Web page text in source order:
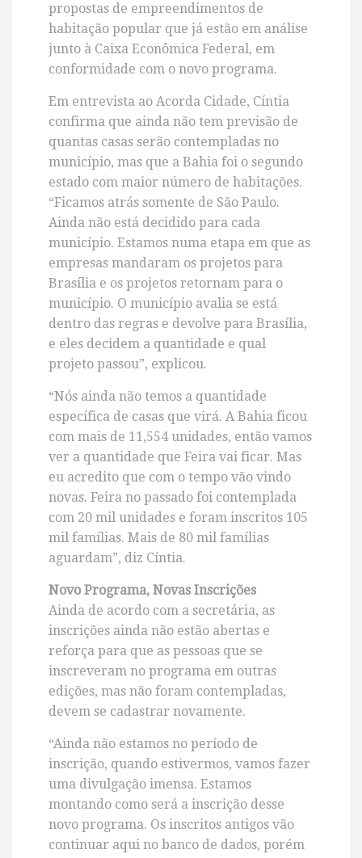
propostas de empreendimentos de
habitação popular que já estão em análise
junto à Caixa Econômica Federal, em
conformidade com o novo programa.
Em entrevista ao Acorda Cidade, Cíntia
confirma que ainda não tem previsão de
quantas casas serão contempladas no
município, mas que a Bahia foi o segundo
estado com maior número de habitações.
“Ficamos atrás somente de São Paulo.
Ainda não está decidido para cada
município. Estamos numa etapa em que as
empresas mandaram os projetos para
Brasília e os projetos retornam para o
município. O município avalia se está
dentro das regras e devolve para Brasília,
e eles decidem a quantidade e qual
projeto passou”, explicou.
“Nós ainda não temos a quantidade
específica de casas que virá. A Bahia ficou
com mais de 11,554 unidades, então vamos
ver a quantidade que Feira vai ficar. Mas
eu acredito que com o tempo vão vindo
novas. Feira no passado foi contemplada
com 20 mil unidades e foram inscritos 105
mil famílias. Mais de 80 mil famílias
aguardam”, diz Cíntia.
Novo Programa, Novas Inscrições
Ainda de acordo com a secretária, as
inscrições ainda não estão abertas e
reforça para que as pessoas que se
inscreveram no programa em outras
edições, mas não foram contempladas,
devem se cadastrar novamente.
“Ainda não estamos no período de
inscrição, quando estivermos, vamos fazer
uma divulgação imensa. Estamos
montando como será a inscrição desse
novo programa. Os inscritos antigos vão
continuar aqui no banco de dados, porém